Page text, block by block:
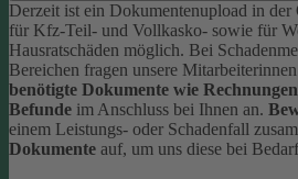
Derzeit ist ein Dokumentenupload in
für Kfz-Teil- und Vollkasko- sowie für
Hausratschäden möglich. Bei
Bereichen fragen unsere
benötigte Dokumente wie
Befunde im Anschluss bei Ihnen an.
einem Leistungs- oder Schadenfall
Dokumente auf, um uns diese bei